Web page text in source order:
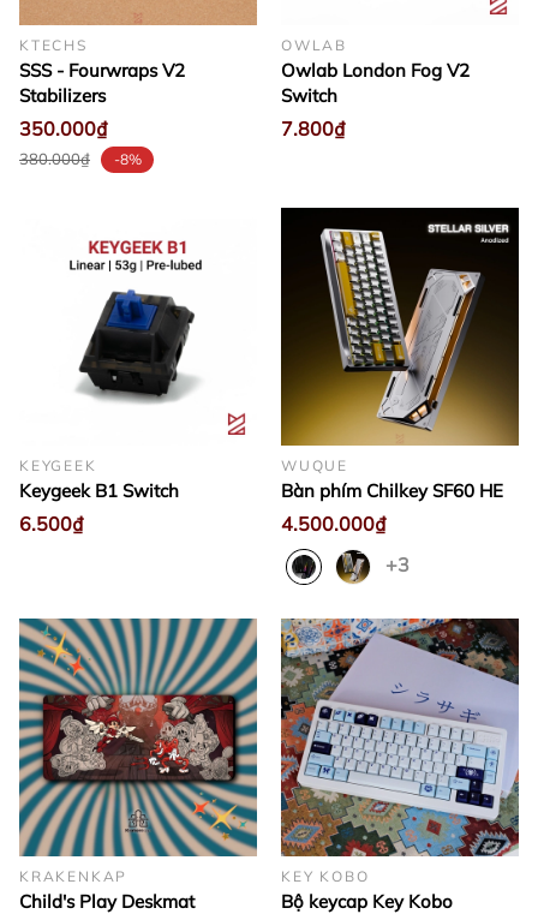
KTECHS
SSS - Fourwraps V2
Stabilizers
350.000₫
380.000₫ -8%
OWLAB
Owlab London Fog V2
Switch
7.800₫
KEYGEEK
Keygeek B1 Switch
6.500₫
WUQUE
Bàn phím Chilkey SF60 HE
4.500.000₫
+3
KRAKENKAP
Child's Play Deskmat
KEY KOBO
Bộ keycap Key Kobo